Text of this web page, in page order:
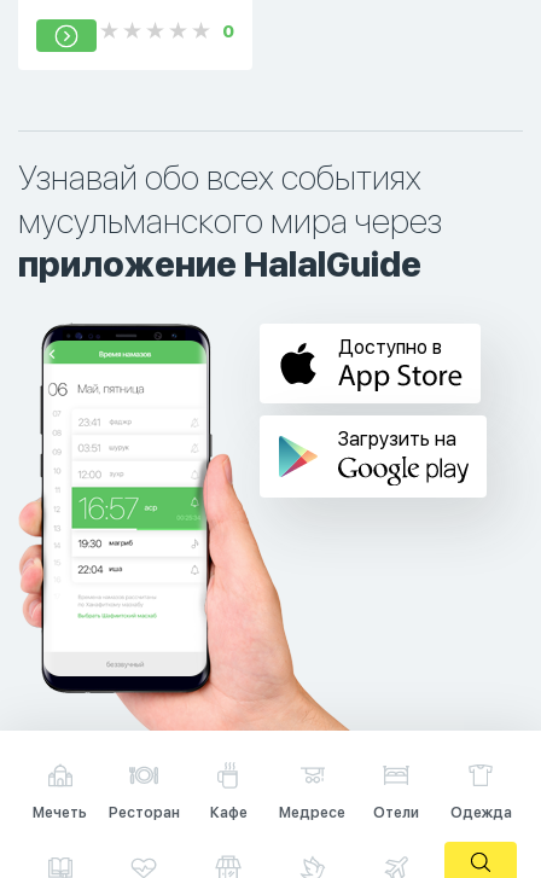
0
Узнавай обо всех событиях
мусульманского мира через
приложение HalalGuide
Доступно в
Загрузить на
Мечеть Ресторан Кафе Медресе Отели Одежда